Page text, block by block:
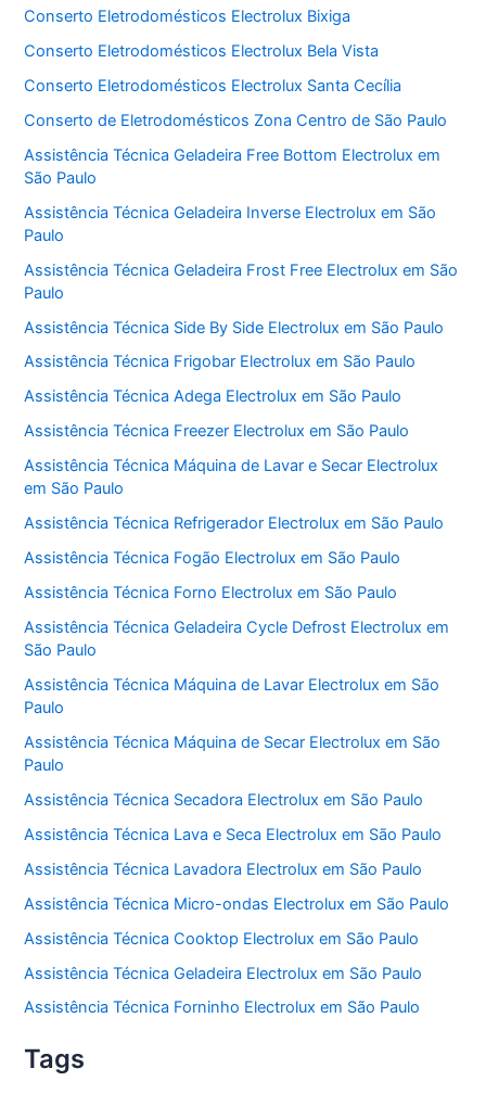
Conserto Eletrodomésticos Electrolux Bixiga
Conserto Eletrodomésticos Electrolux Bela Vista
Conserto Eletrodomésticos Electrolux Santa Cecília
Conserto de Eletrodomésticos Zona Centro de São Paulo
Assistência Técnica Geladeira Free Bottom Electrolux em
São Paulo
Assistência Técnica Geladeira Inverse Electrolux em São
Paulo
Assistência Técnica Geladeira Frost Free Electrolux em São
Paulo
Assistência Técnica Side By Side Electrolux em São Paulo
Assistência Técnica Frigobar Electrolux em São Paulo
Assistência Técnica Adega Electrolux em São Paulo
Assistência Técnica Freezer Electrolux em São Paulo
Assistência Técnica Máquina de Lavar e Secar Electrolux
em São Paulo
Assistência Técnica Refrigerador Electrolux em São Paulo
Assistência Técnica Fogão Electrolux em São Paulo
Assistência Técnica Forno Electrolux em São Paulo
Assistência Técnica Geladeira Cycle Defrost Electrolux em
São Paulo
Assistência Técnica Máquina de Lavar Electrolux em São
Paulo
Assistência Técnica Máquina de Secar Electrolux em São
Paulo
Assistência Técnica Secadora Electrolux em São Paulo
Assistência Técnica Lava e Seca Electrolux em São Paulo
Assistência Técnica Lavadora Electrolux em São Paulo
Assistência Técnica Micro-ondas Electrolux em São Paulo
Assistência Técnica Cooktop Electrolux em São Paulo
Assistência Técnica Geladeira Electrolux em São Paulo
Assistência Técnica Forninho Electrolux em São Paulo
Tags